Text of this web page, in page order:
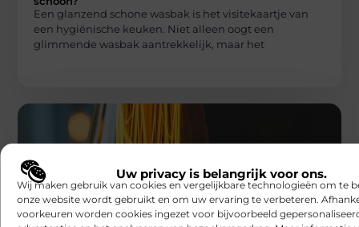
Uw privacy is belangrijk voor ons.
Wij maken gebruik van cookies en vergelijkbare technologieën om te
onze website wordt gebruikt en om uw ervaring te verbeteren.
voorkeuren worden cookies ingezet voor bijvoorbeeld
Een glanzend schone wasbak is het visitekaartje van
een hygiënische keuken. Niet alleen oogt een
glimmende wasbak aantrekkelijk, maar het
WONING EN TUIN